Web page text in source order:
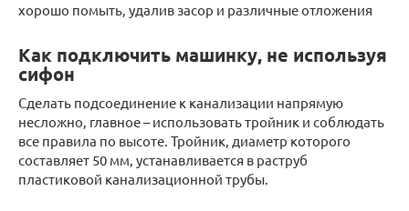
хорошо помыть, удалив засор и различные отложения
Как подключить машинку, не используя
сифон
Сделать подсоединение к канализации напрямую
несложно, главное – использовать тройник и соблюдать
все правила по высоте. Тройник, диаметр которого
составляет 50 мм, устанавливается в раструб
пластиковой канализационной трубы.